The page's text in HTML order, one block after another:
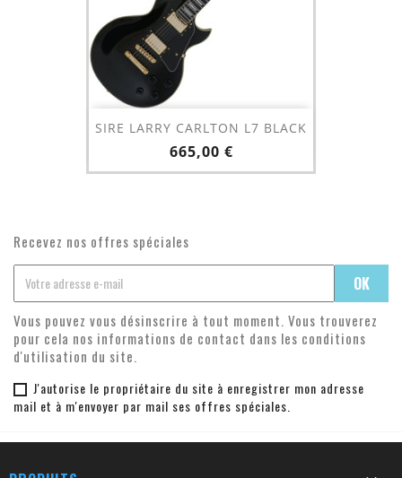
SIRE LARRY CARLTON L7 BLACK
Prix
665,00 €
Recevez nos offres spéciales
Vous pouvez vous désinscrire à tout moment. Vous trouverez
pour cela nos informations de contact dans les conditions
d'utilisation du site.
J'autorise le propriétaire du site à enregistrer mon adresse
mail et à m'envoyer par mail ses offres spéciales.